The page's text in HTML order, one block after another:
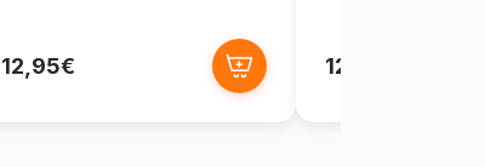
12,95€ 12,95€